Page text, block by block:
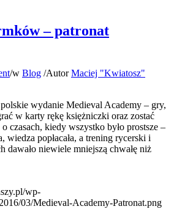
– patronat
/w Blog /AutorMaciej "Kwiatosz"
wydanie Medieval Academy – gry,
w karty rękę księżniczki oraz zostać
czasach, kiedy wszystko było prostsze –
wiedza popłacała, a trening rycerski i
dawało niewiele mniejszą chwałę niż
wp-
03/Medieval-Academy-Patronat.png